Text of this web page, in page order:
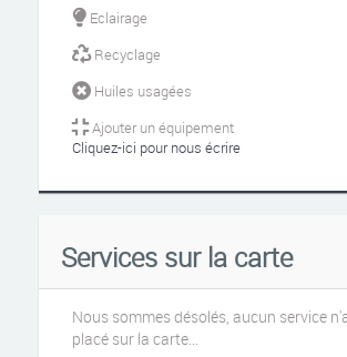
Eclairage
Recyclage
Huiles usagées
Ajouter un équipement
Cliquez-ici pour nous écrire
Services sur la carte
Nous sommes désolés, aucun service
placé sur la carte...